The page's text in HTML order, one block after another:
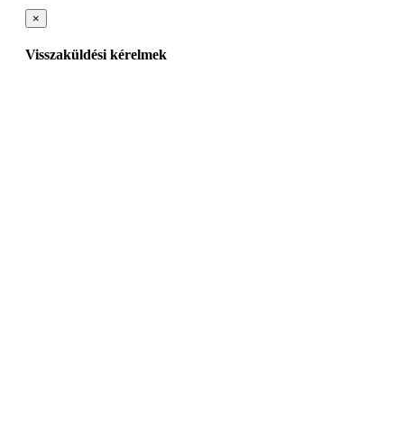
×
Visszaküldési kérelmek